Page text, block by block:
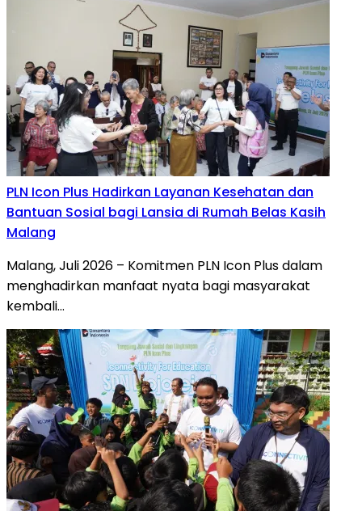
PLN Icon Plus Hadirkan Layanan Kesehatan dan
Bantuan Sosial bagi Lansia di Rumah Belas Kasih
Malang
Malang, Juli 2026 – Komitmen PLN Icon Plus dalam
menghadirkan manfaat nyata bagi masyarakat
kembali…